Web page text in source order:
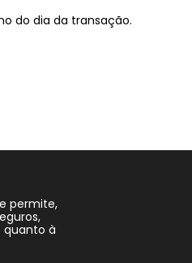
do dia da transação.
permite,
à